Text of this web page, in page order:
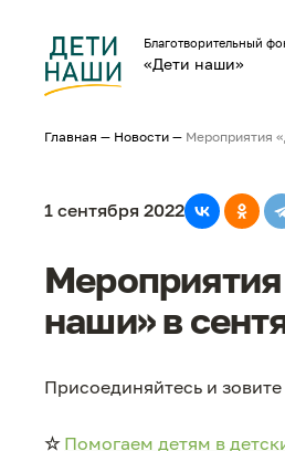
Благотворительный
«Дети наши»
Главная — Новости — Мероприятия
1 сентября 2022
наши» в
Присоединяйтесь и
☆ Помогаем детям в